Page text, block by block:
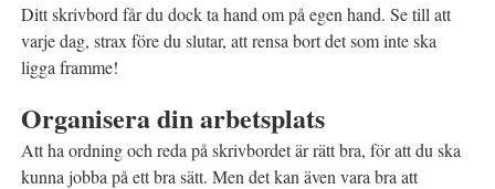
Ditt skrivbord får du dock ta hand om på egen hand. Se till att
varje dag, strax före du slutar, att rensa bort det som inte ska
ligga framme!
Organisera din arbetsplats
Att ha ordning och reda på skrivbordet är rätt bra, för att du ska
kunna jobba på ett bra sätt. Men det kan även vara bra att